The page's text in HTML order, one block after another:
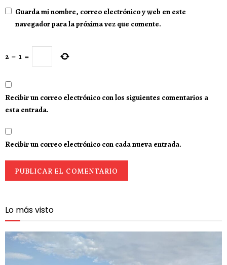
Guarda mi nombre, correo electrónico y web en este
navegador para la próxima vez que comente.
2 − 1 =
Recibir un correo electrónico con los siguientes comentarios a
esta entrada.
Recibir un correo electrónico con cada nueva entrada.
Lo más visto